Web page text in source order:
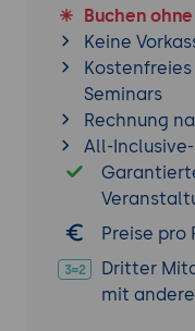
Azure
Praxis-Übung
ein einfaches
zunächst den
Bedarf
Datenbank -
Kosten
Regeln
anderen
und gemeinsam
Buchen
Keine
Kostenfreies
Seminars
Rechnung
All-
Preise pro
Dritter
mit